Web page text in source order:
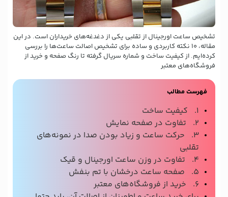
تشخیص ساعت اورجینال از تقلبی یکی از دغدغه‌های خریداران است. در این
مقاله، ۱۰ نکته کاربردی و ساده برای تشخیص اصالت ساعت‌ها را بررسی
کرده‌ایم. از کیفیت ساخت و شماره سریال گرفته تا رنگ صفحه و خرید از
فروشگاه‌های معتبر
فهرست مطالب
1. کیفیت ساخت
2. تفاوت در صفحه نمایش
3. حرکت ساعت و زیاد بودن صدا در نمونه‌های
تقلبی
4. تفاوت در وزن ساعت اورجینال و قیک
5. صفحه ساعت درخشان با تم بنفش
6. خرید از فروشگاه‌های معتبر